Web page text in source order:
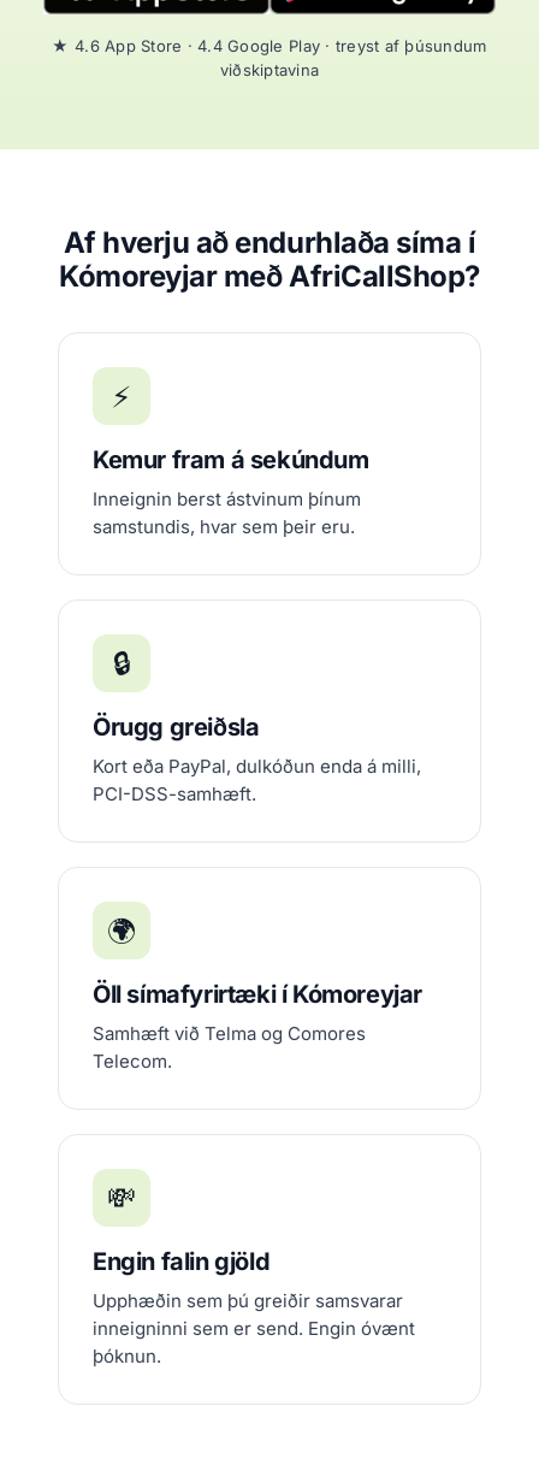
★ 4.6 App Store · 4.4 Google Play · treyst af þúsundum
viðskiptavina
Af hverju að endurhlaða síma í
Kómoreyjar með AfriCallShop?
⚡
Kemur fram á sekúndum
Inneignin berst ástvinum þínum
samstundis, hvar sem þeir eru.
🔒
Örugg greiðsla
Kort eða PayPal, dulkóðun enda á milli,
PCI-DSS-samhæft.
🌍
Öll símafyrirtæki í Kómoreyjar
Samhæft við Telma og Comores
Telecom.
💸
Engin falin gjöld
Upphæðin sem þú greiðir samsvarar
inneigninni sem er send. Engin óvænt
þóknun.